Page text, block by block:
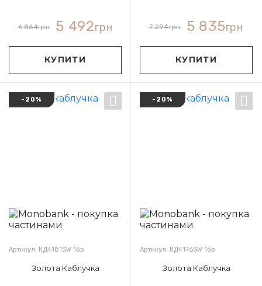
6 864грн 5 492грн
КУПИТИ
7 294грн 5 835грн
КУПИТИ
-20%
Артикул: КД4181SW 16р
Золота Каблучка
-20%
Артикул: КД4176SW 16р
Золота Каблучка